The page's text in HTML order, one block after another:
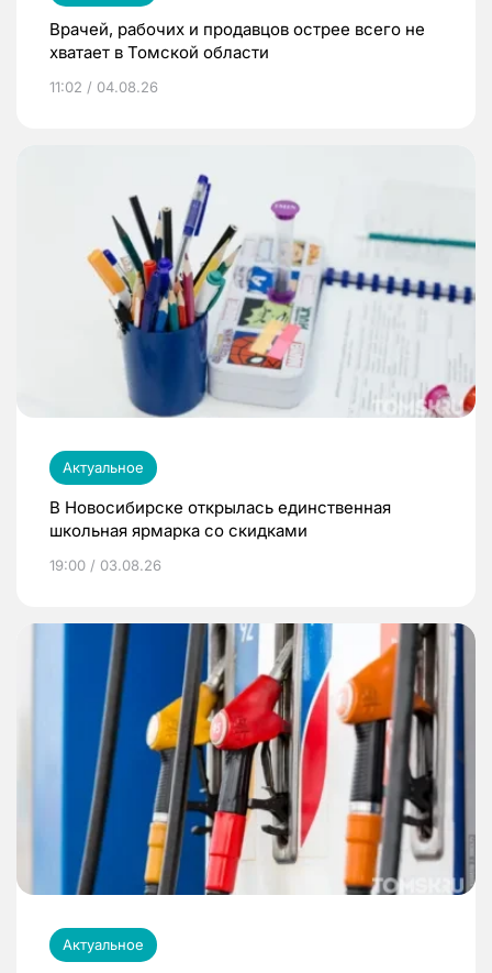
Врачей, рабочих и продавцов острее всего не
хватает в Томской области
11:02 / 04.08.26
Актуальное
В Новосибирске открылась единственная
школьная ярмарка со скидками
19:00 / 03.08.26
Актуальное